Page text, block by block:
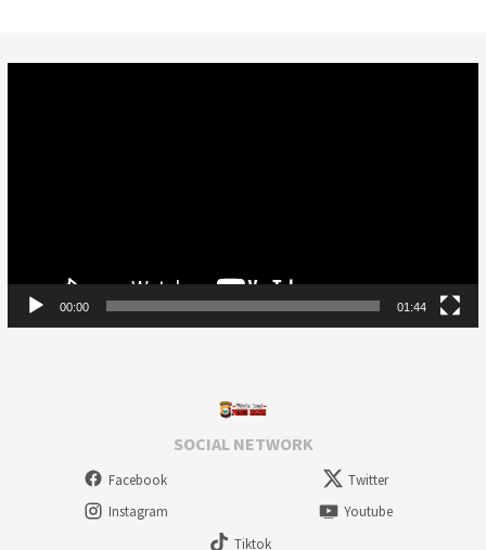
00:00 01:44
SOCIAL NETWORK
Facebook
Twitter
Instagram
Youtube
Tiktok